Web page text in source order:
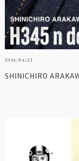
2026/04/23
SHINICHIRO